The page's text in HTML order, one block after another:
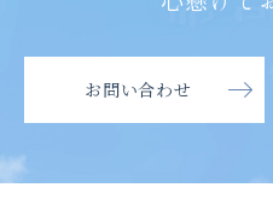
お問い合わせ